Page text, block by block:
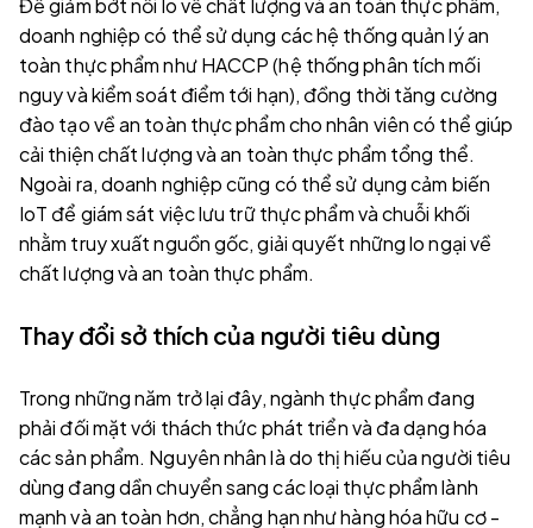
Để giảm bớt nỗi lo về chất lượng và an toàn thực phẩm,
doanh nghiệp có thể sử dụng các hệ thống quản lý an
toàn thực phẩm như HACCP (hệ thống phân tích mối
nguy và kiểm soát điểm tới hạn), đồng thời tăng cường
đào tạo về an toàn thực phẩm cho nhân viên có thể giúp
cải thiện chất lượng và an toàn thực phẩm tổng thể.
Ngoài ra, doanh nghiệp cũng có thể sử dụng cảm biến
IoT để giám sát việc lưu trữ thực phẩm và chuỗi khối
nhằm truy xuất nguồn gốc, giải quyết những lo ngại về
chất lượng và an toàn thực phẩm.
Thay đổi sở thích của người tiêu dùng
Trong những năm trở lại đây, ngành thực phẩm đang
phải đối mặt với thách thức phát triển và đa dạng hóa
các sản phẩm. Nguyên nhân là do thị hiếu của người tiêu
dùng đang dần chuyển sang các loại thực phẩm lành
mạnh và an toàn hơn, chẳng hạn như hàng hóa hữu cơ -